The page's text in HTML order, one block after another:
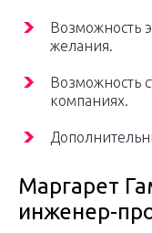
Возможность
желания.
Возможность
компаниях.
Маргарет
инженер-